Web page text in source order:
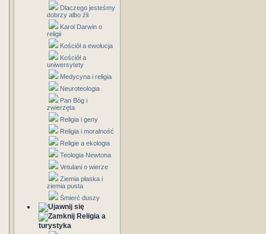
Dlaczego jesteśmy
dobrzy albo źli
Karol Darwin o
religii
Kościół a ewolucja
Kościół a
uniwersytety
Medycyna i religia
Neuroteologia
Pan Bóg i
zwierzęta
Religia i geny
Religia i moralność
Religie a ekologia
Teologia Newtona
Vetulani o wierze
Ziemia płaska i
ziemia pusta
Śmierć duszy
Religia a
turystyka